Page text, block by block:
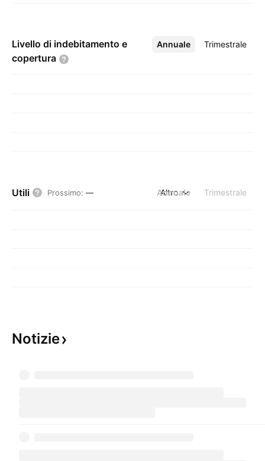
Livello di indebitamento e
copertura
Annuale Trimestrale
Altro
Utili Prossimo: — Annuale Trimestrale
Altro
Notizie